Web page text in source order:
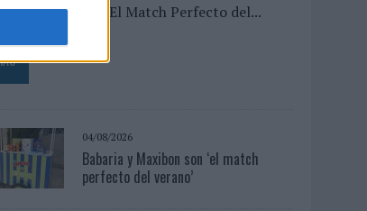
la campaña: “El Match Perfecto del...
04/08/2026
Babaria y Maxibon son ‘el match
perfecto del verano’